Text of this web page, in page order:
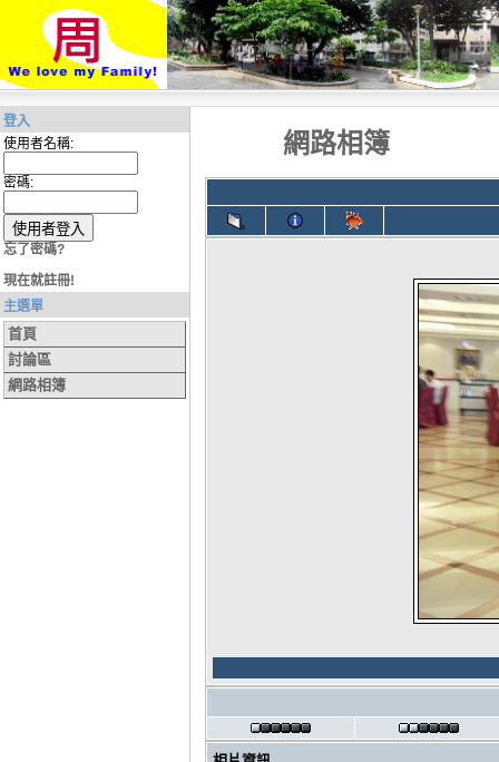
登入
使用者名稱:
密碼:
忘了密碼?
現在就註冊!
主選單
首頁
討論區
網路相簿
網路相簿